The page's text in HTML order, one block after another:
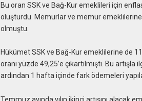
Bu oran SSK ve Bağ-Kur emeklileri için
oluşturdu. Memurlar ve memur
olmuştu.
Hükümet SSK ve Bağ-Kur emeklilerine de
oranı yüzde 49,25’e çıkartılmıştı. Bu
ardından 1 hafta içinde fark ödemeleri